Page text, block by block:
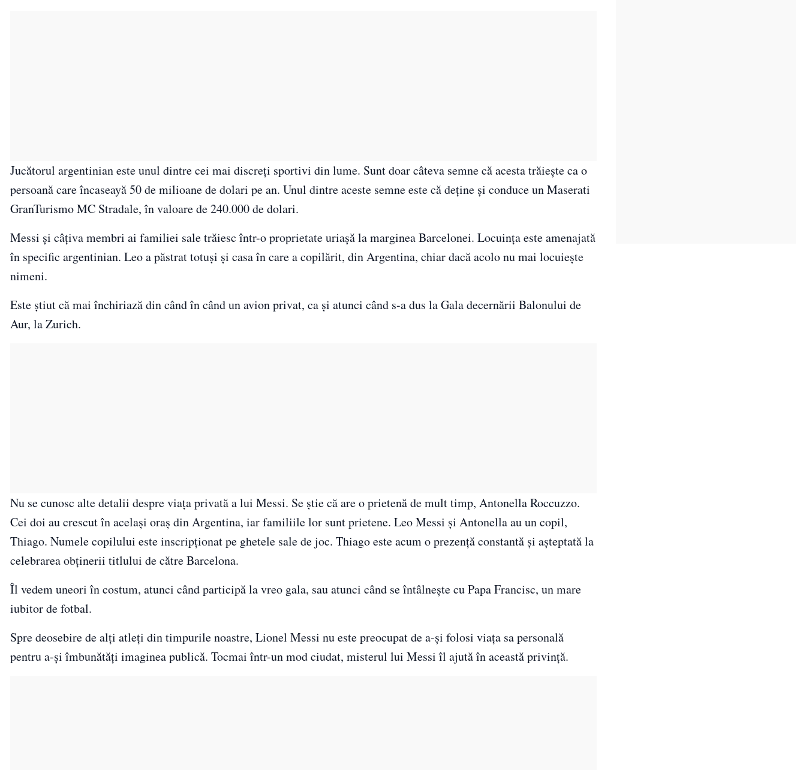
Jucătorul argentinian este unul dintre cei mai discreţi sportivi din lume. Sunt doar câteva semne că acesta trăieşte ca o
persoană care încaseayă 50 de milioane de dolari pe an. Unul dintre aceste semne este că deţine şi conduce un Maserati
GranTurismo MC Stradale, în valoare de 240.000 de dolari.
Messi şi câţiva membri ai familiei sale trăiesc într-o proprietate uriaşă la marginea Barcelonei. Locuinţa este amenajată
în specific argentinian. Leo a păstrat totuşi şi casa în care a copilărit, din Argentina, chiar dacă acolo nu mai locuieşte
nimeni.
Este ştiut că mai închiriază din când în când un avion privat, ca şi atunci când s-a dus la Gala decernării Balonului de
Aur, la Zurich.
Nu se cunosc alte detalii despre viaţa privată a lui Messi. Se ştie că are o prietenă de mult timp, Antonella Roccuzzo.
Cei doi au crescut în acelaşi oraş din Argentina, iar familiile lor sunt prietene. Leo Messi şi Antonella au un copil,
Thiago. Numele copilului este inscripţionat pe ghetele sale de joc. Thiago este acum o prezenţă constantă şi aşteptată la
celebrarea obţinerii titlului de către Barcelona.
Îl vedem uneori în costum, atunci când participă la vreo gala, sau atunci când se întâlneşte cu Papa Francisc, un mare
iubitor de fotbal.
Spre deosebire de alţi atleţi din timpurile noastre, Lionel Messi nu este preocupat de a-şi folosi viaţa sa personală
pentru a-şi îmbunătăţi imaginea publică. Tocmai într-un mod ciudat, misterul lui Messi îl ajută în această privinţă.